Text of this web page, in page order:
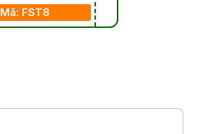
Mã: FST8